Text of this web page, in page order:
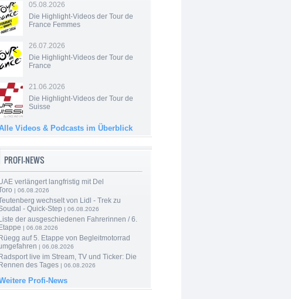
05.08.2026
Die Highlight-Videos der Tour de
France Femmes
26.07.2026
Die Highlight-Videos der Tour de
France
21.06.2026
Die Highlight-Videos der Tour de
Suisse
Videos & Podcasts im Überblick
PROFI-NEWS
verlängert langfristig mit Del
| 06.08.2026
wechselt von Lidl - Trek zu
- Quick-Step | 06.08.2026
Liste der ausgeschiedenen Fahrerinnen / 6.
Etappe | 06.08.2026
Rüegg auf 5. Etappe von Begleitmotorrad
| 06.08.2026
Radsport live im Stream, TV und Ticker: Die
Rennen des Tages | 06.08.2026
Profi-News